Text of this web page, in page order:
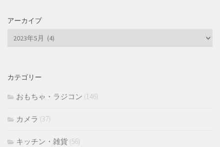
アーカイブ
ア
ブ
カテゴリー
おもちゃ・ラジコン (146)
カメラ (37)
キッチン・雑貨 (56)